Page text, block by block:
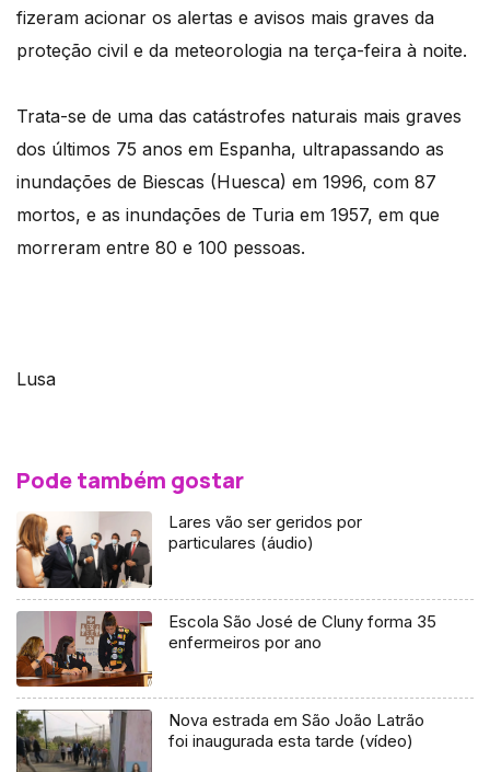
fizeram acionar os alertas e avisos mais graves da
proteção civil e da meteorologia na terça-feira à noite.
Trata-se de uma das catástrofes naturais mais graves
dos últimos 75 anos em Espanha, ultrapassando as
inundações de Biescas (Huesca) em 1996, com 87
mortos, e as inundações de Turia em 1957, em que
morreram entre 80 e 100 pessoas.
Lusa
Pode também gostar
Lares vão ser geridos por
particulares (áudio)
Escola São José de Cluny forma 35
enfermeiros por ano
Nova estrada em São João Latrão
foi inaugurada esta tarde (vídeo)